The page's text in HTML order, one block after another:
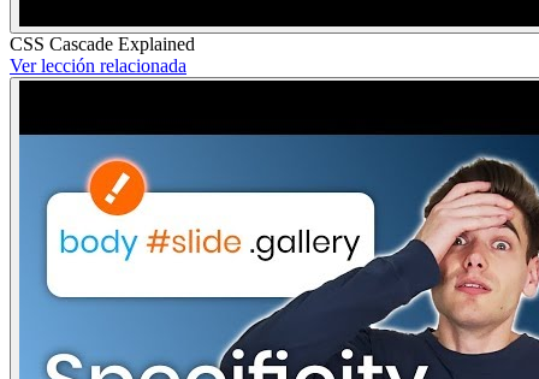
CSS Cascade Explained
Ver lección relacionada